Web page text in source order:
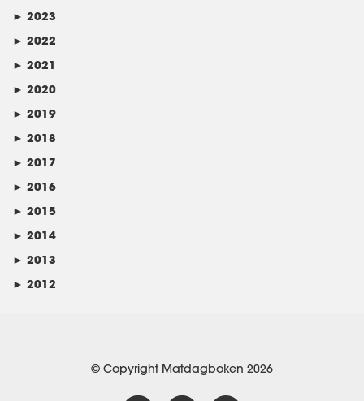
► 2023
► 2022
► 2021
► 2020
► 2019
► 2018
► 2017
► 2016
► 2015
► 2014
► 2013
► 2012
© Copyright Matdagboken 2026